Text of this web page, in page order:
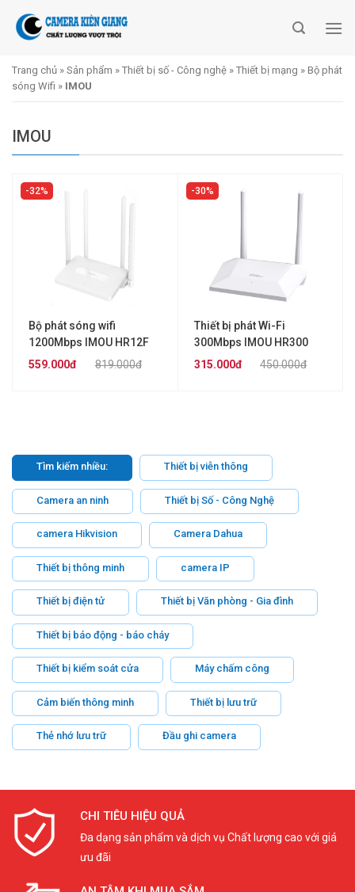
Trang chủ » Sản phẩm » Thiết bị số - Công nghệ » Thiết bị mạng » Bộ phát
sóng Wifi » IMOU
IMOU
32%
Bộ phát sóng wifi
1200Mbps IMOU HR12F
819.000đ
559.000đ
30%
Thiết bị phát Wi-Fi
300Mbps IMOU HR300
450.000đ
315.000đ
Tìm kiếm nhiều: Thiết bị viễn thông
Camera an ninh Thiết bị Số - Công Nghệ
camera Hikvision Camera Dahua
Thiết bị thông minh camera IP
Thiết bị điện tử Thiết bị Văn phòng - Gia đình
Thiết bị báo động - báo cháy
Thiết bị kiểm soát cửa Máy chấm công
Cảm biến thông minh Thiết bị lưu trữ
Thẻ nhớ lưu trữ Đầu ghi camera
CHI TIÊU HIỆU QUẢ
Đa dạng sản phẩm và dịch vụ Chất lượng cao với giá
ưu đãi